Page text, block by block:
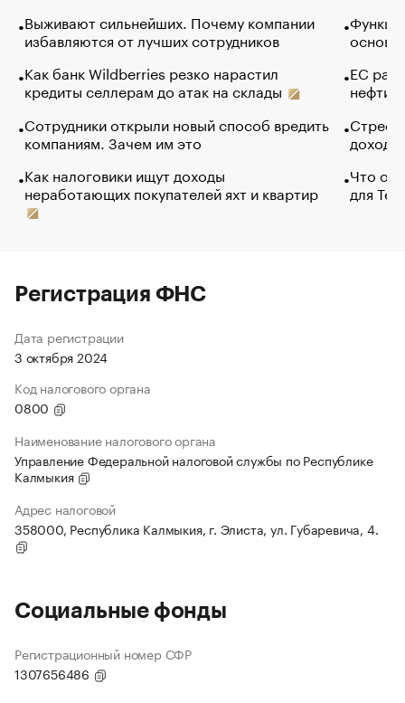
Выживают сильнейших. Почему компании
избавляются от лучших сотрудников
Как банк Wildberries резко нарастил
кредиты селлерам до атак на склады
Сотрудники открыли новый способ вредить
компаниям. Зачем им это
Как налоговики ищут доходы
неработающих покупателей яхт и квартир
основ
ЕС
нефти
Что
для
Регистрация ФНС
Дата регистрации
3 октября 2024
Код налогового органа
0800
Наименование налогового органа
Управление Федеральной налоговой службы по Республике
Калмыкия
Адрес налоговой
358000, Республика Калмыкия, г. Элиста, ул. Губаревича, 4.
Социальные фонды
Регистрационный номер СФР
1307656486